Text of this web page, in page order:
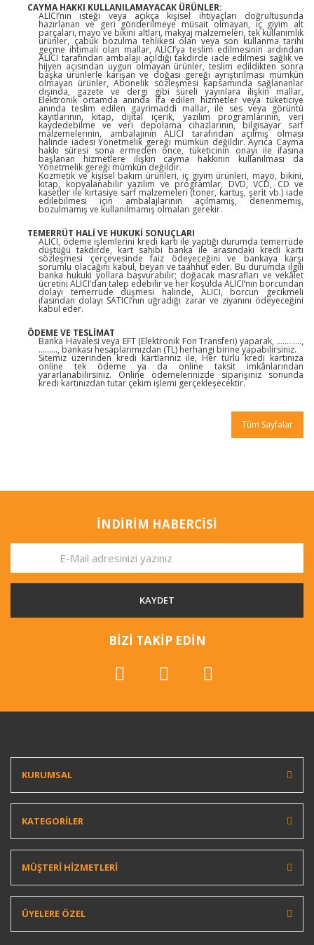
CAYMA HAKKI KULLANILAMAYACAK ÜRÜNLER:
ALICI’nın isteği veya açıkça kişisel ihtiyaçları doğrultusunda
hazırlanan ve geri gönderilmeye müsait olmayan, iç giyim alt
parçaları, mayo ve bikini altları, makyaj malzemeleri, tek kullanımlık
ürünler, çabuk bozulma tehlikesi olan veya son kullanma tarihi
geçme ihtimali olan mallar, ALICI’ya teslim edilmesinin ardından
ALICI tarafından ambalajı açıldığı takdirde iade edilmesi sağlık ve
hijyen açısından uygun olmayan ürünler, teslim edildikten sonra
başka ürünlerle karışan ve doğası gereği ayrıştırılması mümkün
olmayan ürünler, Abonelik sözleşmesi kapsamında sağlananlar
dışında, gazete ve dergi gibi süreli yayınlara ilişkin mallar,
Elektronik ortamda anında ifa edilen hizmetler veya tüketiciye
anında teslim edilen gayrimaddi mallar, ile ses veya görüntü
kayıtlarının, kitap, dijital içerik, yazılım programlarının, veri
kaydedebilme ve veri depolama cihazlarının, bilgisayar sarf
malzemelerinin, ambalajının ALICI tarafından açılmış olması
halinde iadesi Yönetmelik gereği mümkün değildir. Ayrıca Cayma
hakkı süresi sona ermeden önce, tüketicinin onayı ile ifasına
başlanan hizmetlere ilişkin cayma hakkının kullanılması da
Yönetmelik gereği mümkün değildir.
Kozmetik ve kişisel bakım ürünleri, iç giyim ürünleri, mayo, bikini,
kitap, kopyalanabilir yazılım ve programlar, DVD, VCD, CD ve
kasetler ile kırtasiye sarf malzemeleri (toner, kartuş, şerit vb.) iade
edilebilmesi için ambalajlarının açılmamış, denenmemiş,
bozulmamış ve kullanılmamış olmaları gerekir.
TEMERRÜT HALİ VE HUKUKİ SONUÇLARI
ALICI, ödeme işlemlerini kredi kartı ile yaptığı durumda temerrüde
düştüğü takdirde, kart sahibi banka ile arasındaki kredi kartı
sözleşmesi çerçevesinde faiz ödeyeceğini ve bankaya karşı
sorumlu olacağını kabul, beyan ve taahhüt eder. Bu durumda ilgili
banka hukuki yollara başvurabilir; doğacak masrafları ve vekâlet
ücretini ALICI’dan talep edebilir ve her koşulda ALICI’nın borcundan
dolayı temerrüde düşmesi halinde, ALICI, borcun gecikmeli
ifasından dolayı SATICI’nın uğradığı zarar ve ziyanını ödeyeceğini
kabul eder.
ÖDEME VE TESLİMAT
Banka Havalesi veya EFT (Elektronik Fon Transferi) yaparak, ............,
........., bankası hesaplarımızdan (TL) herhangi birine yapabilirsiniz.
Sitemiz üzerinden kredi kartlarınız ile, Her türlü kredi kartınıza
online tek ödeme ya da online taksit imkânlarından
yararlanabilirsiniz. Online ödemelerinizde siparişiniz sonunda
kredi kartınızdan tutar çekim işlemi gerçekleşecektir.
Tüm Sayfalar
İNDİRİM HABERCİSİ
KAYDET
BİZİ TAKİP EDİN
KURUMSAL
KATEGORİLER
MÜŞTERİ HİZMETLERİ
ÜYELERE ÖZEL